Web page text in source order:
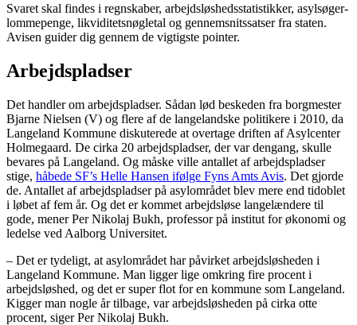
Svaret skal findes i regnskaber, arbejdsløshedsstatistikker, asylsøger-
lommepenge, likviditetsnøgletal og gennemsnitssatser fra staten.
Avisen guider dig gennem de vigtigste pointer.
Arbejdspladser
Det handler om arbejdspladser. Sådan lød beskeden fra borgmester
Bjarne Nielsen (V) og flere af de langelandske politikere i 2010, da
Langeland Kommune diskuterede at overtage driften af Asylcenter
Holmegaard. De cirka 20 arbejdspladser, der var dengang, skulle
bevares på Langeland. Og måske ville antallet af arbejdspladser
stige, håbede SF’s Helle Hansen ifølge Fyns Amts Avis. Det gjorde
de. Antallet af arbejdspladser på asylområdet blev mere end tidoblet
i løbet af fem år. Og det er kommet arbejdsløse langelændere til
gode, mener Per Nikolaj Bukh, professor på institut for økonomi og
ledelse ved Aalborg Universitet.
– Det er tydeligt, at asylområdet har påvirket arbejdsløsheden i
Langeland Kommune. Man ligger lige omkring fire procent i
arbejdsløshed, og det er super flot for en kommune som Langeland.
Kigger man nogle år tilbage, var arbejdsløsheden på cirka otte
procent, siger Per Nikolaj Bukh.